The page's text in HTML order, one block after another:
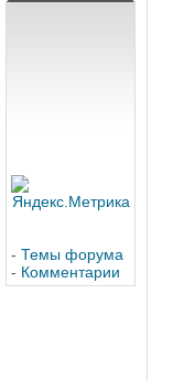
- Темы форума
- Комментарии